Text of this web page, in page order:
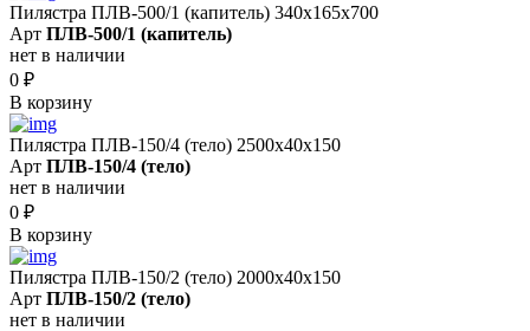
Пилястра ПЛВ-500/1 (капитель) 340х165х700
Арт ПЛВ-500/1 (капитель)
нет в наличии
0 ₽
В корзину
Пилястра ПЛВ-150/4 (тело) 2500х40х150
Арт ПЛВ-150/4 (тело)
нет в наличии
0 ₽
В корзину
Пилястра ПЛВ-150/2 (тело) 2000х40х150
Арт ПЛВ-150/2 (тело)
нет в наличии